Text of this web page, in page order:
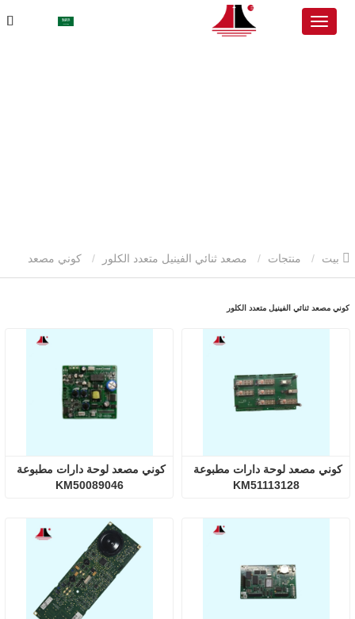
منتجات مصعد ثنائي الفينيل متعدد الكلور كوني مصعد
كوني مصعد ثنائي الفينيل متعدد الكلور
KM50089046
KM51113128